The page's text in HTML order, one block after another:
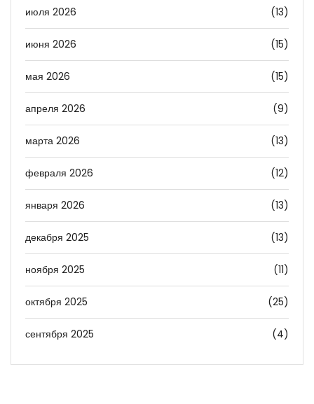
июля 2026 (13)
июня 2026 (15)
мая 2026 (15)
апреля 2026 (9)
марта 2026 (13)
февраля 2026 (12)
января 2026 (13)
декабря 2025 (13)
ноября 2025 (11)
октября 2025 (25)
сентября 2025 (4)